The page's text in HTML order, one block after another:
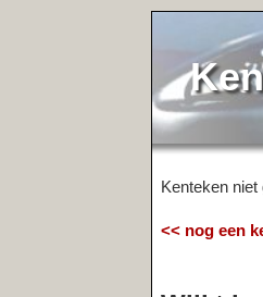
Kenteken niet
<< nog een
Wijkt het